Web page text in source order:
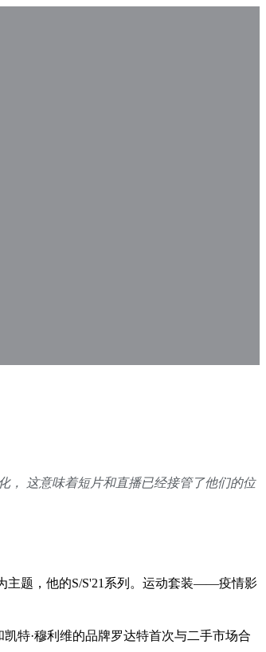
， 这意味着短片和直播已经接管了他们的位
主题，他的S/S'21系列。运动套装——疫情影
特·穆利维的品牌罗达特首次与二手市场合